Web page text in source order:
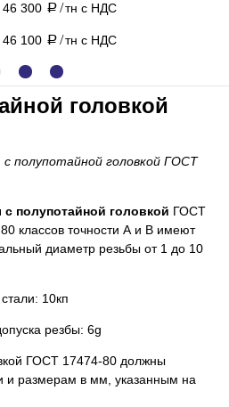
300 a /тн с НДС
100 a /тн с НДС
головкой
полупотайной головкой ГОСТ
с полупотайной головкой ГОСТ
классов точности А и В имеют
диаметр резьбы от 1 до 10
10кп
резбы: 6g
ГОСТ 17474-80 должны
и размерам в мм, указанным на